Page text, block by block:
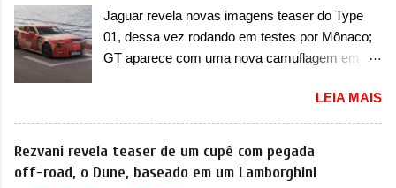
por meio de uma barra em LED que passa
abaixo da barra prateada que aparece na parte
sup...
será vendido com uma configuração padrão, de
cinco lugares (2+3), que entrou em regime de
pré-venda na China, indicando seu lançamento
primeiras imagens do interior com a nova
configuração. A principal mudança fica por
conta da segunda fila de bancos, que perde as
poltronas individuais por bancos mais
Jaguar revela novas imagens teaser do Type
01, dessa vez rodando em testes por Mônaco;
GT aparece com uma nova camuflagem em
imagens teaser do Type 01 em testes pelas
ruas de Mônaco. O modelo continua rodando
em testes e chegou no principado para o E-Prix
de Fórmula E, como apoio a equipe da Jaguar
LEIA MAIS
Rezvani revela teaser de um cupê com pegada
off-road, o Dune, baseado em um Lamborghini